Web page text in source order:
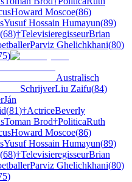
Howard Moscoe(86)
Yusuf Hossain Humayun(89)
(68)†TelevisieregisseurBrian
Parviz Ghelichkhani(80)
)
Australisch
SchrijverLiu Zaifu(84)
Ján
(81)†ActriceBeverly
Toman Brod†PoliticaRuth
Howard Moscoe(86)
Yusuf Hossain Humayun(89)
(68)†TelevisieregisseurBrian
Parviz Ghelichkhani(80)
)